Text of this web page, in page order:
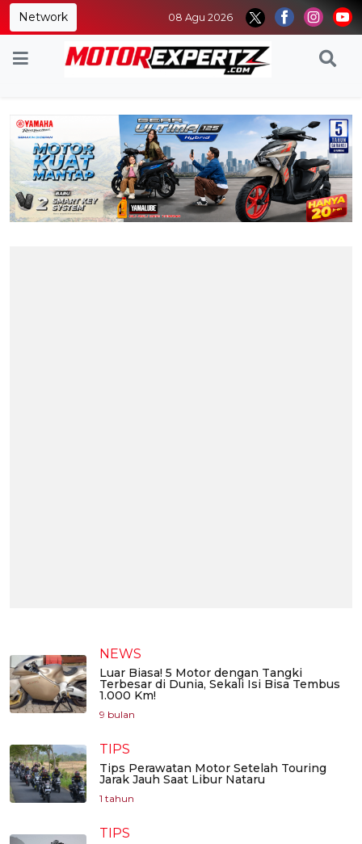
Network 08 Agu 2026
NEWS
Luar Biasa! 5 Motor dengan Tangki
Terbesar di Dunia, Sekali Isi Bisa Tembus
1.000 Km!
9 bulan
TIPS
Tips Perawatan Motor Setelah Touring
Jarak Jauh Saat Libur Nataru
1 tahun
TIPS